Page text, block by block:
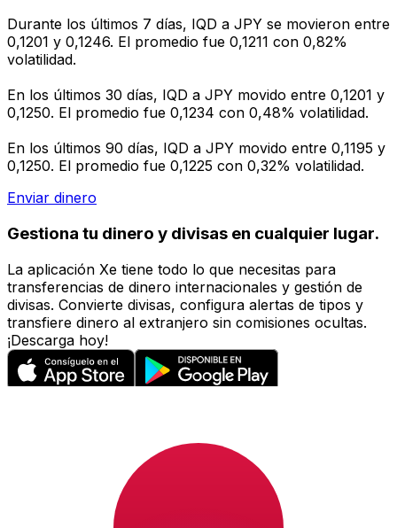
Durante los últimos 7 días, IQD a JPY se movieron entre
0,1201 y 0,1246. El promedio fue 0,1211 con 0,82%
volatilidad.
En los últimos 30 días, IQD a JPY movido entre 0,1201 y
0,1250. El promedio fue 0,1234 con 0,48% volatilidad.
En los últimos 90 días, IQD a JPY movido entre 0,1195 y
0,1250. El promedio fue 0,1225 con 0,32% volatilidad.
Enviar dinero
Gestiona tu dinero y divisas en cualquier lugar.
La aplicación Xe tiene todo lo que necesitas para
transferencias de dinero internacionales y gestión de
divisas. Convierte divisas, configura alertas de tipos y
transfiere dinero al extranjero sin comisiones ocultas.
¡Descarga hoy!